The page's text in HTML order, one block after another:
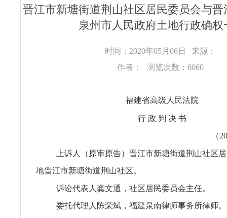
晋江市新塘街道荆山社区居民委员会与
泉州市人民政府土地行政确权
时间：2020年05月06日
来源：
作者：
浏览次数：6060
福建省高级人民法院
行 政 判 决 书
（
上诉人（原审原告）晋江市新塘街道荆山社区
地晋江市新塘街道荆山社区。
诉讼代表人龚文通，社区居民委员会主任。
委托代理人陈荣斌，福建泉南律师事务所律师。